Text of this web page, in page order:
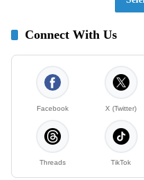
Connect With Us
Facebook X (Twitter)
Threads TikTok